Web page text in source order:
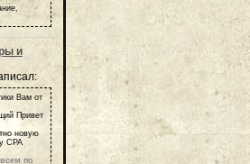
и
Вам от
Привет
новую
СРА
всем по